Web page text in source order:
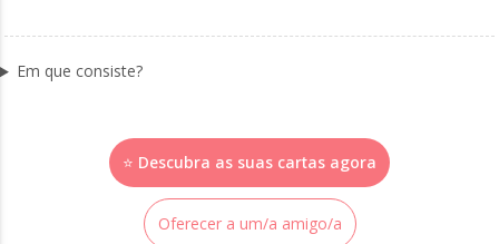
Em que consiste?
⭐ Descubra as suas cartas agora
Oferecer a um/a amigo/a